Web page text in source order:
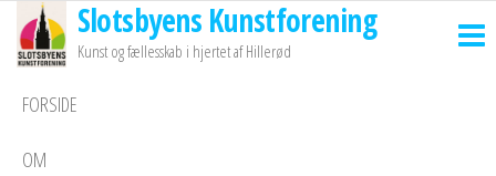
the
content
Slotsbyens Kunstforening
Kunst og fællesskab i hjertet af Hillerød
FORSIDE
OM